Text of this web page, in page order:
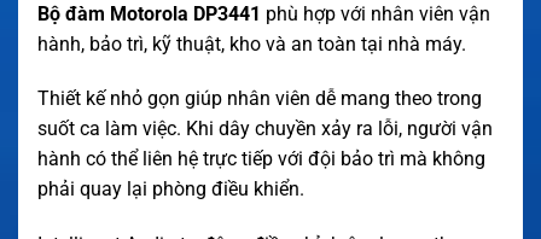
Bộ đàm Motorola DP3441 phù hợp với nhân viên vận
hành, bảo trì, kỹ thuật, kho và an toàn tại nhà máy.
Thiết kế nhỏ gọn giúp nhân viên dễ mang theo trong
suốt ca làm việc. Khi dây chuyền xảy ra lỗi, người vận
hành có thể liên hệ trực tiếp với đội bảo trì mà không
phải quay lại phòng điều khiển.